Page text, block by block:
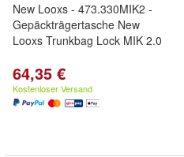
New Looxs - 473.330MIK2 -
Gepäckträgertasche New
Looxs Trunkbag Lock MIK 2.0
64,35 €
Kostenloser Versand